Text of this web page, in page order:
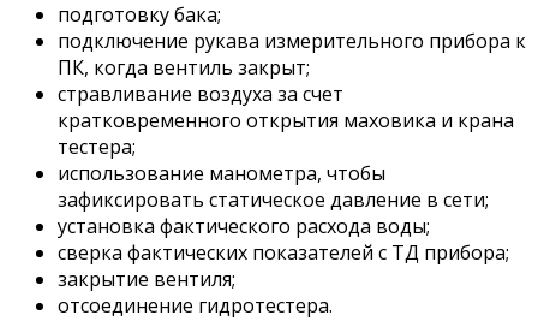
подготовку бака;
подключение рукава измерительного прибора к
ПК, когда вентиль закрыт;
стравливание воздуха за счет
кратковременного открытия маховика и крана
тестера;
использование манометра, чтобы
зафиксировать статическое давление в сети;
установка фактического расхода воды;
сверка фактических показателей с ТД прибора;
закрытие вентиля;
отсоединение гидротестера.